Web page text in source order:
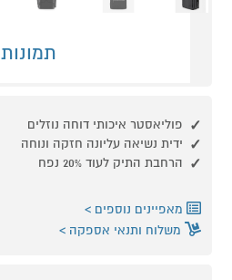
תמונות
פוליאסטר איכותי דוחה נוזלים
ידית נשיאה עליונה חזקה ונוחה
הרחבת התיק לעוד 20% נפח
מאפיינים נוספים
משלוח ותנאי אספקה